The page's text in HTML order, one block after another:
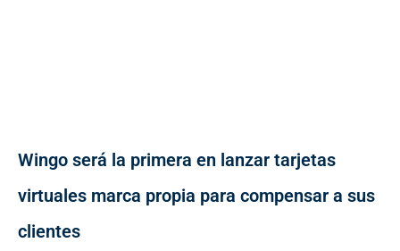
Wingo será la primera en lanzar tarjetas
virtuales marca propia para compensar a sus
clientes